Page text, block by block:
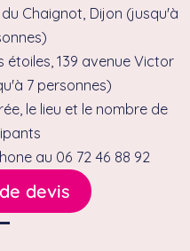
Chaignot, Dijon (jusqu'à
étoiles, 139 avenue Victor
7 personnes)
le lieu et le nombre de
au 06 72 46 88 92
devis